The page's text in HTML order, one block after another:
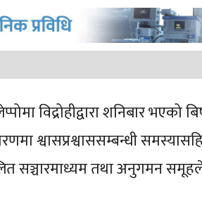
विद्रोहीद्वारा शनिबार भएको
श्वासप्रश्वाससम्बन्धी
सञ्चारमाध्यम तथा अनुगमन